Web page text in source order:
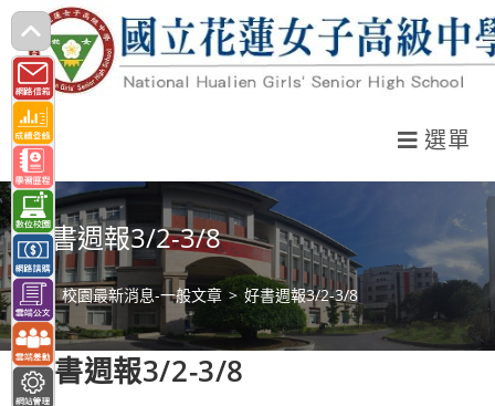
跳
轉
至
主
要
內
容
選單
好書週報3/2-3/8
> 校園最新消息-一般文章 > 好書週報3/2-3/8
好書週報3/2-3/8